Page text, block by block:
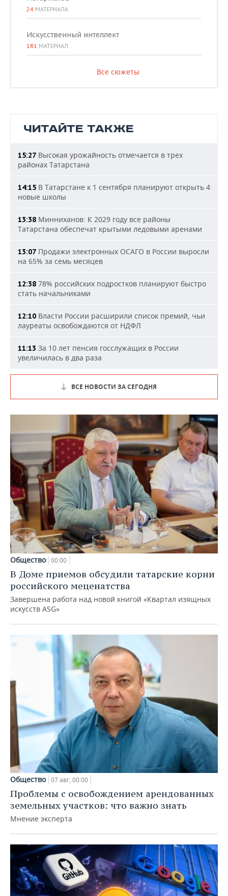
24 МАТЕРИАЛА
Искусственный интеллект
181 МАТЕРИАЛ
Все сюжеты
ЧИТАЙТЕ ТАКЖЕ
15:27 Высокая урожайность отмечается в трех
районах Татарстана
14:15 В Татарстане к 1 сентября планируют открыть 4
новые школы
13:38 Минниханов: К 2029 году все районы
Татарстана обеспечат крытыми ледовыми аренами
13:07 Продажи электронных ОСАГО в России выросли
на 65% за семь месяцев
12:38 78% российских подростков планируют быстро
стать начальниками
12:10 Власти России расширили список премий, чьи
лауреаты освобождаются от НДФЛ
11:13 За 10 лет пенсия госслужащих в России
увеличилась в два раза
ВСЕ НОВОСТИ ЗА СЕГОДНЯ
Общество 00:00
В Доме приемов обсудили татарские корни
российского меценатства
Завершена работа над новой книгой «Квартал изящных
искусств ASG»
Общество 07 авг, 00:00
Проблемы с освобождением арендованных
земельных участков: что важно знать
Мнение эксперта